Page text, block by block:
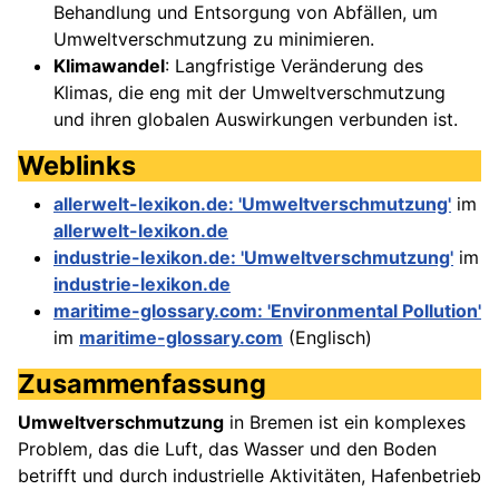
Behandlung und Entsorgung von Abfällen, um
Umweltverschmutzung zu minimieren.
Klimawandel: Langfristige Veränderung des
Klimas, die eng mit der Umweltverschmutzung
und ihren globalen Auswirkungen verbunden ist.
Weblinks
allerwelt-lexikon.de: 'Umweltverschmutzung' im
allerwelt-lexikon.de
industrie-lexikon.de: 'Umweltverschmutzung' im
industrie-lexikon.de
maritime-glossary.com: 'Environmental Pollution'
im maritime-glossary.com (Englisch)
Zusammenfassung
Umweltverschmutzung in Bremen ist ein komplexes
Problem, das die Luft, das Wasser und den Boden
betrifft und durch industrielle Aktivitäten, Hafenbetrieb